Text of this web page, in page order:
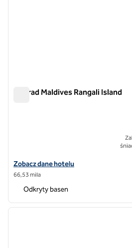
Conrad Maldives Rangali Island
Zobacz szczegóły hotelu Conrad
Zobacz dane hotelu
66,53 mila
Odkryty basen
1 z 12